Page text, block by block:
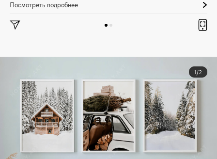
Посмотреть подробнее
1/2